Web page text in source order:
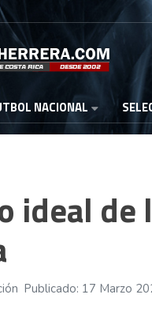
NACIONAL
ideal
Publicado: 17 Marzo